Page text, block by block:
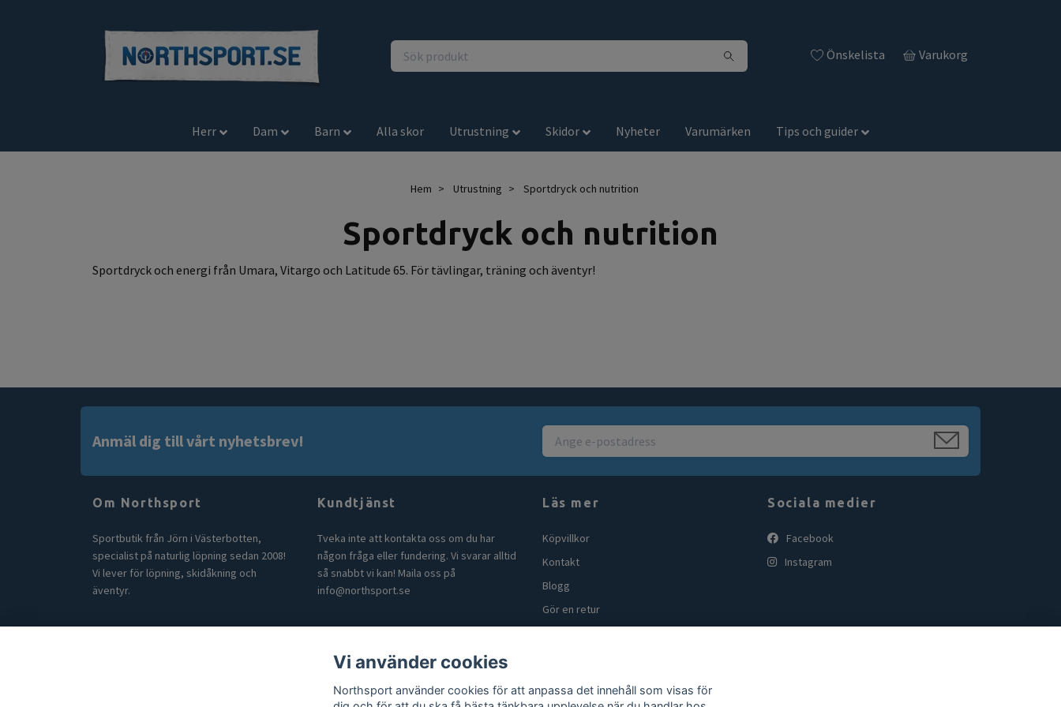
Önskelista Varukorg
Herr Dam Barn Alla skor Utrustning Skidor Nyheter Varumärken Tips och guider
Hem Utrustning Sportdryck och nutrition
Sportdryck och nutrition
Sportdryck och energi från Umara, Vitargo och Latitude 65. För tävlingar, träning och äventyr!
Anmäl dig till vårt nyhetsbrev!
Om Northsport
Sportbutik från Jörn i Västerbotten,
specialist på naturlig löpning sedan 2008!
Vi lever för löpning, skidåkning och
äventyr.
Kundtjänst
Tveka inte att kontakta oss om du har
någon fråga eller fundering. Vi svarar alltid
så snabbt vi kan! Maila oss på
info@northsport.se
Läs mer
Köpvillkor
Kontakt
Blogg
Gör en retur
Sociala medier
Facebook
Instagram
Vi använder cookies
Northsport använder cookies för att anpassa det innehåll som visas för